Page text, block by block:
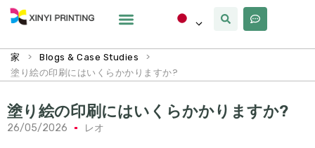
家 > Blogs & Case Studies
>
塗り絵の印刷にはいくらかかりますか?
塗り絵の印刷にはいくらかかりますか?
26/05/2026 レオ